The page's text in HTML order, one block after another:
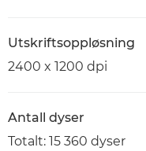
Utskriftsoppløsning
2400 x 1200 dpi
Antall dyser
Totalt: 15 360 dyser